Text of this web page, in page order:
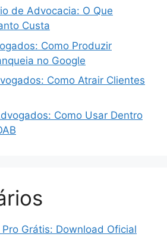
de Advocacia: O Que
Custa
Como Produzir
no Google
Como Atrair Clientes
Como Usar Dentro
Grátis: Download Oficial